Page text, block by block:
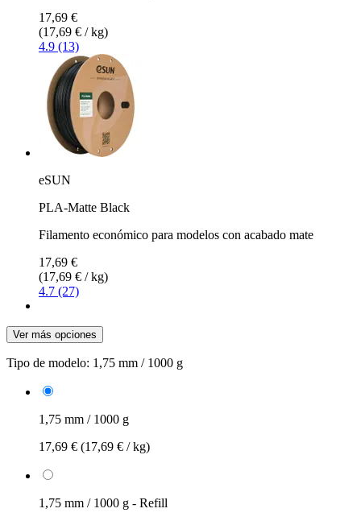
17,69 €
(17,69 € / kg)
4.9 (13)
eSUN
PLA-Matte Black
Filamento económico para modelos con acabado mate
17,69 €
(17,69 € / kg)
4.7 (27)
Ver más opciones
Tipo de modelo: 1,75 mm / 1000 g
1,75 mm / 1000 g
17,69 € (17,69 € / kg)
1,75 mm / 1000 g - Refill